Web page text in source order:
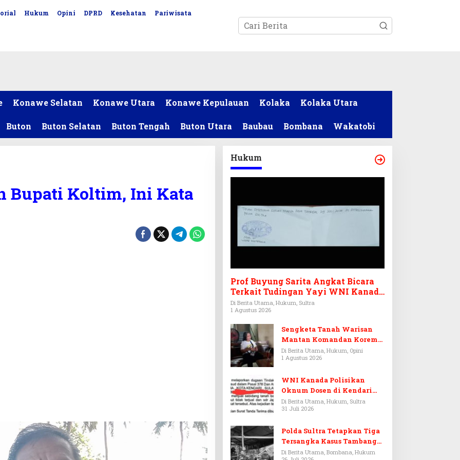
Hukum Opini DPRD Kesehatan Pariwisata
Konawe Selatan Konawe Utara Konawe Kepulauan Kolaka Kolaka Utara
Buton Buton Selatan Buton Tengah Buton Utara Baubau Bombana Wakatobi
Bupati Koltim, Ini Kata
Hukum
Prof Buyung Sarita Angkat Bicara
Terkait Tudingan Yayi WNI Kanada
Ditagih Utang Rp3,6 Miliar
Di Berita Utama, Hukum, Sultra
1 Agustus 2026
Sengketa Tanah Warisan
Mantan Komandan Korem
143/HO, Ketika Warisan
Menjadi Arena Pemerasan
Di Berita Utama, Hukum, Opini
1 Agustus 2026
WNI Kanada Polisikan
Oknum Dosen di Kendari
Terkait Aset Puluhan Miliar
Di Berita Utama, Hukum, Sultra
31 Juli 2026
Polda Sultra Tetapkan Tiga
Tersangka Kasus Tambang
Emas Ilegal di Bombana
Di Berita Utama, Bombana, Hukum